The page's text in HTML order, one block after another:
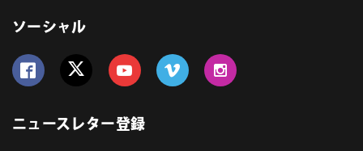
ソーシャル
ニュースレター登録